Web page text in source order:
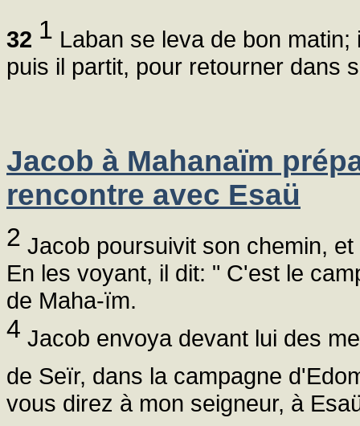
32 1 Laban se leva de bon
puis il partit, pour retourner dans
Jacob à Mahanaïm
rencontre avec Esaü
2 Jacob poursuivit son chemin,
En les voyant, il dit: " C'est le
de Maha-ïm.
4 Jacob envoya devant lui des
de Seïr, dans la campagne
vous direz à mon seigneur, à